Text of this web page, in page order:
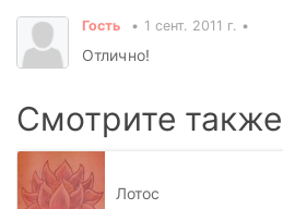
Гость 1 сент. 2011 г.
Отлично!
Смотрите также
Лотос